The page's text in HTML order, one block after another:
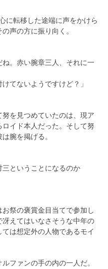
に転移した途端に声をかけら
声の方に振り向く。
ね。赤い腕章三人、それに一
てないようですけど？」
を見つめていたのは、現ア
イド本人だった。そして努
腕を掲げる。
三ということになるのか
祭の褒賞金目当てで参加し
えてはいなさそうな中年の
は想定外の人物であるモイ
ファンの手の内の一人だ。